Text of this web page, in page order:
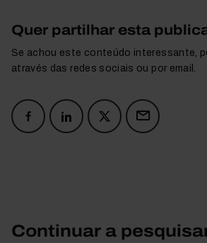
Quer partilhar esta
Se achou este conteúdo interessante,
através das redes sociais ou por email.
Continuar a